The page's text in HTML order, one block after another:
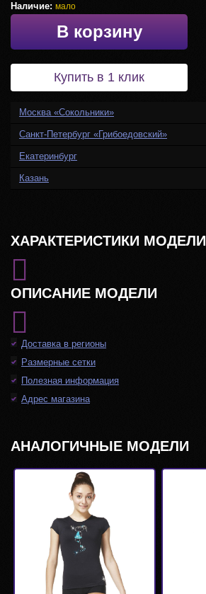
Наличие: мало
В корзину
Купить в 1 клик
Москва «Сокольники»
Санкт-Петербург «Грибоедовский»
Екатеринбург
Казань
ХАРАКТЕРИСТИКИ МОДЕЛИ
ОПИСАНИЕ МОДЕЛИ
Доставка в регионы
Размерные сетки
Полезная информация
Адрес магазина
АНАЛОГИЧНЫЕ МОДЕЛИ